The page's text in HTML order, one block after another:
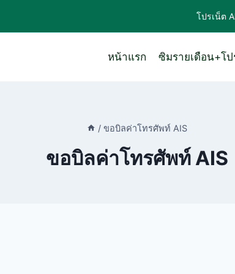
โปรเน็ต
หน้าแรก ซิมรายเดือน+โป
/ ขอบิลค่าโทรศัพท์ AIS
ขอบิลค่าโทรศัพท์ AIS